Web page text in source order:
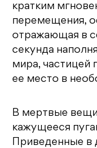
кратким
перемещения,
отражающая в
секунда
мира, частицей
ее место в
В мертвые
кажущееся
Приведенные в